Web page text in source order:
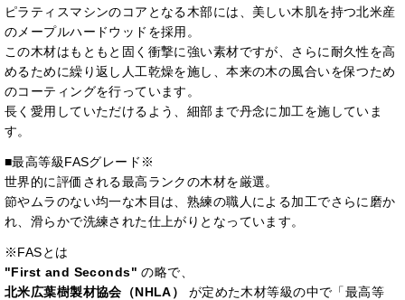
ピラティスマシンのコアとなる木部には、美しい木肌を持つ北米産
のメープルハードウッドを採用。
この木材はもともと固く衝撃に強い素材ですが、さらに耐久性を高
めるために繰り返し人工乾燥を施し、本来の木の風合いを保つため
のコーティングを行っています。
長く愛用していただけるよう、細部まで丹念に加工を施していま
す。
■最高等級FASグレード※
世界的に評価される最高ランクの木材を厳選。
節やムラのない均一な木目は、熟練の職人による加工でさらに磨か
れ、滑らかで洗練された仕上がりとなっています。
※FASとは
"First and Seconds" の略で、
北米広葉樹製材協会（NHLA）
が定めた木材等級の中で「最高等